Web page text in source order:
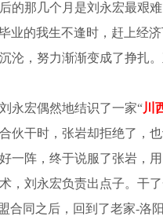
的那几个月是刘永宏最艰
业的我生不逢时，赶上经
沦，努力渐渐变成了挣扎
永宏偶然地结识了一家“川
伙干时，张岩却拒绝了，
一阵，终于说服了张岩，
，刘永宏负责出点子。干
合同之后，回到了老家-洛